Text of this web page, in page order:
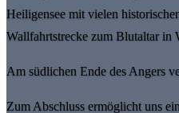
Heiligensee mit vielen
Wallfahrtstrecke zum Blutaltar in
Am südlichen Ende des Angers
Zum Abschluss ermöglicht uns